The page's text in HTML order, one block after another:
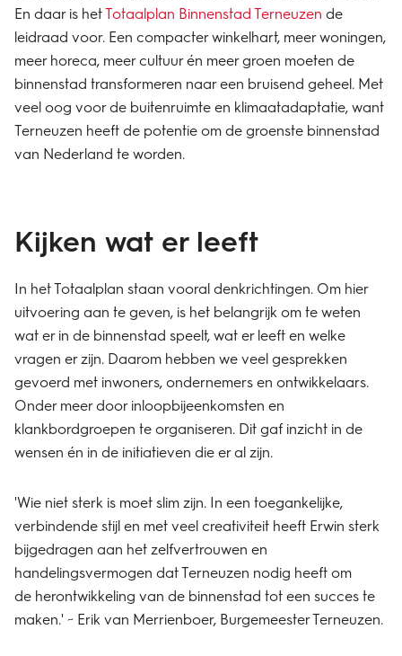
En daar is hetTotaalplan Binnenstad Terneuzen de
leidraad voor. Een compacter winkelhart, meer woningen,
meer horeca, meer cultuur én meer groen moeten de
binnenstad transformeren naar een bruisend geheel. Met
veel oog voor de buitenruimte en klimaatadaptatie, want
Terneuzen heeft de potentie om de groenste binnenstad
van Nederland te worden.
Kijken wat er leeft
In het Totaalplan staan vooral denkrichtingen. Om hier
uitvoering aan te geven, is het belangrijk om te weten
wat er in de binnenstad speelt, wat er leeft en welke
vragen er zijn. Daarom hebben we veel gesprekken
gevoerd met inwoners, ondernemers en ontwikkelaars.
Onder meer door inloopbijeenkomsten en
klankbordgroepen te organiseren. Dit gaf inzicht in de
wensen én in de initiatieven die er al zijn.
'Wie niet sterk is moet slim zijn. In een toegankelijke,
verbindende stijl en met veel creativiteit heeft Erwin sterk
bijgedragen aan het zelfvertrouwen en
handelingsvermogen dat Terneuzen nodig heeft om
de herontwikkeling van de binnenstad tot een succes te
maken.' ~ Erik van Merrienboer, Burgemeester Terneuzen.